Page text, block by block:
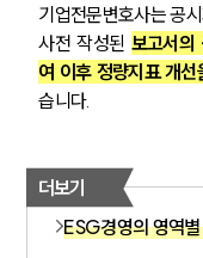
기업전문변호사는 공
사전 작성된 보고서의
여 이후 정량지표 개
습니다.
더보기
ESG경영의 영역